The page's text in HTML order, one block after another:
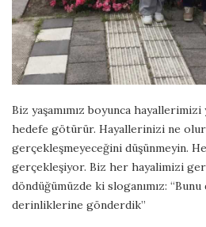
Biz yaşamımız boyunca
hedefe götürür. Hayallerinizi ne
gerçekleşmeyeceğini düşünmeyin.
gerçekleşiyor. Biz her hayalimizi
döndüğümüzde ki sloganımız:
derinliklerine gönderdik”